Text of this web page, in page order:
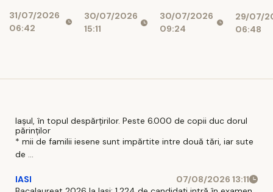
31/07/2026
06:42
Bunul
Dumnezeu”
30/07/2026
15:11
30/07/2026
09:24
29/07/
06:48
Iașul, în topul despărțirilor. Peste 6.000 de copii duc dorul
părinților
* mii de familii iesene sunt impărtite intre două tări, iar sute
de ...
IASI
07/08/2026 13:11